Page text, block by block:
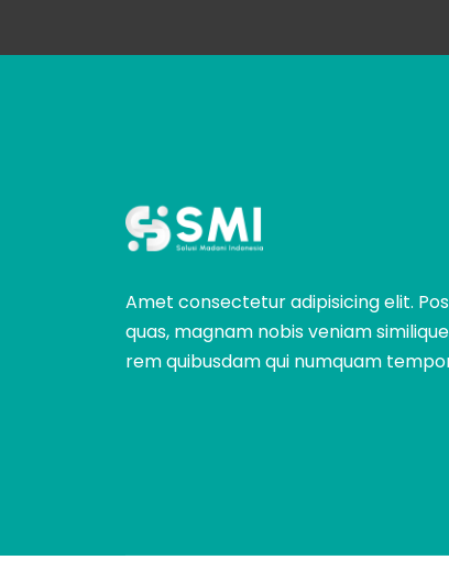
Amet consectetur adipisicing elit.
quas, magnam nobis veniam
rem quibusdam qui numquam